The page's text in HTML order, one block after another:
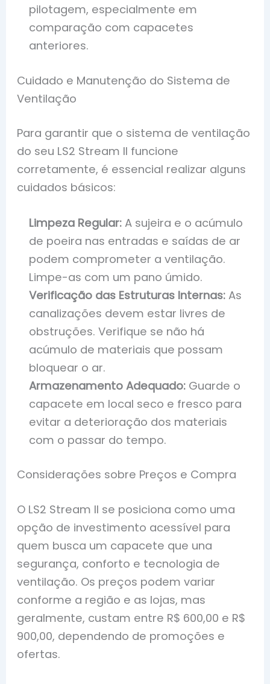
pilotagem, especialmente em
comparação com capacetes
anteriores.
Cuidado e Manutenção do Sistema de
Ventilação
Para garantir que o sistema de ventilação
do seu LS2 Stream II funcione
corretamente, é essencial realizar alguns
cuidados básicos:
Limpeza Regular: A sujeira e o acúmulo
de poeira nas entradas e saídas de ar
podem comprometer a ventilação.
Limpe-as com um pano úmido.
Verificação das Estruturas Internas: As
canalizações devem estar livres de
obstruções. Verifique se não há
acúmulo de materiais que possam
bloquear o ar.
Armazenamento Adequado: Guarde o
capacete em local seco e fresco para
evitar a deterioração dos materiais
com o passar do tempo.
Considerações sobre Preços e Compra
O LS2 Stream II se posiciona como uma
opção de investimento acessível para
quem busca um capacete que una
segurança, conforto e tecnologia de
ventilação. Os preços podem variar
conforme a região e as lojas, mas
geralmente, custam entre R$ 600,00 e R$
900,00, dependendo de promoções e
ofertas.